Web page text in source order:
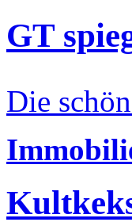
GT
Die